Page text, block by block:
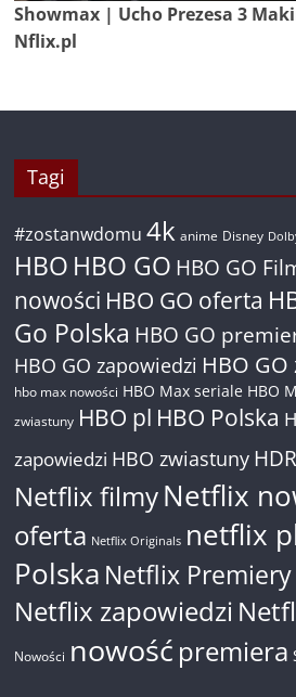
Showmax | Ucho Prezesa 3
Nflix.pl
Tagi
#zostanwdomu 4k anime Disney
HBO HBO GO HBO GO
nowości HBO GO oferta
Go Polska HBO GO
HBO GO zapowiedzi HBO
hbo max nowości HBO Max seriale HBO
zwiastuny HBO pl HBO Polska
zapowiedzi HBO zwiastuny HDR
Netflix filmyNetflix
oferta Netflix Originals netflix
Polska Netflix Premiery
Netflix zapowiedzi
Nowości nowość premiera